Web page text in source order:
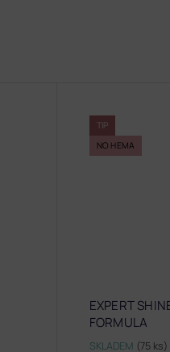
TIP
NO HEMA
EXPERT
FORMULA
SKLADEM (75 ks)